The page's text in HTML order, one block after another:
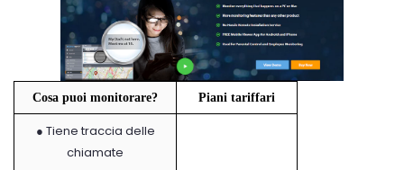
Cosa puoi monitorare? Piani tariffari
● Tiene traccia delle
chiamate